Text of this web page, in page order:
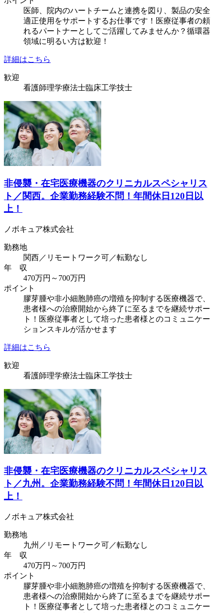
医師、院内のハートチームと連携を図り、製品の安全
適正使用をサポートするお仕事です！医療従事者の頼
れるパートナーとしてご活躍してみませんか？循環器
領域に明るい方は歓迎！
詳細はこちら
歓迎
看護師理学療法士臨床工学技士
非侵襲・在宅医療機器のクリニカルスペシャリス
ト／関西。企業勤務経験不問！年間休日120日以
上！
ノボキュア株式会社
勤務地
関西／リモートワーク可／転勤なし
年 収
470万円～700万円
ポイント
膠芽腫や非小細胞肺癌の増殖を抑制する医療機器で、
患者様への治療開始から終了に至るまでを継続サポー
ト！医療従事者として培った患者様とのコミュニケー
ションスキルが活かせます
詳細はこちら
歓迎
看護師理学療法士臨床工学技士
非侵襲・在宅医療機器のクリニカルスペシャリス
ト／九州。企業勤務経験不問！年間休日120日以
上！
ノボキュア株式会社
勤務地
九州／リモートワーク可／転勤なし
年 収
470万円～700万円
ポイント
膠芽腫や非小細胞肺癌の増殖を抑制する医療機器で、
患者様への治療開始から終了に至るまでを継続サポー
ト！医療従事者として培った患者様とのコミュニケー